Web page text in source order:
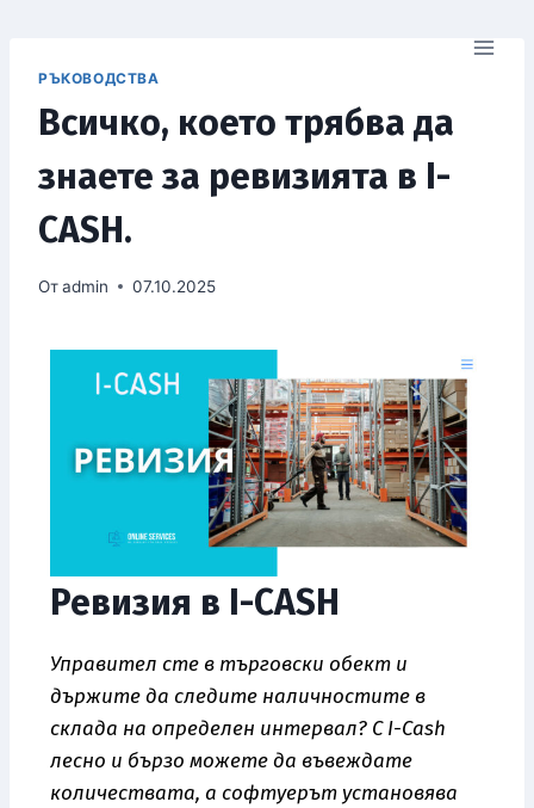
РЪКОВОДСТВА
Всичко, което трябва да
знаете за ревизията в I-
CASH.
Отadmin 07.10.2025
Ревизия в I-CASH
Управител сте в търговски обект и
държите да следите наличностите в
склада на определен интервал? С I-Cash
лесно и бързо можете да въвеждате
количествата, а софтуерът установява